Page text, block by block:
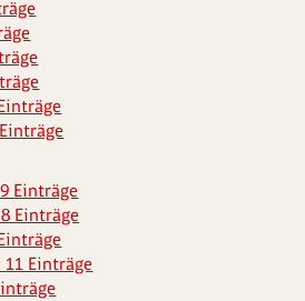
Einträge
Einträge
11 Einträge